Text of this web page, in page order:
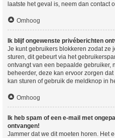
laatste het geval is, neem dan contact
Omhoog
Ik blijf ongewenste privéberichten
Je kunt gebruikers blokkeren zodat ze
sturen, dit gebeurt via het
ontvangt van een bepaalde gebruiker,
beheerder, deze kan ervoor zorgen
kan sturen of gebruik de meldknop in
Omhoog
Ik heb spam of een e-mail met
ontvangen!
Jammer dat we dit moeten horen. Het